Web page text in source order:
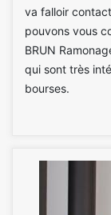
va falloir
pouvons vous
BRUN
qui sont très
bourses.